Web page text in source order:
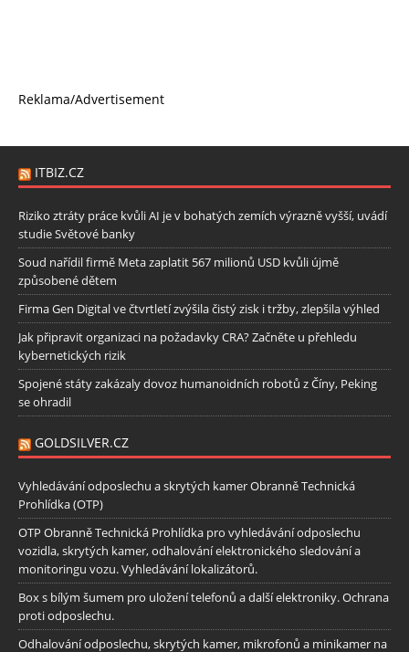
Reklama/Advertisement
ITBIZ.CZ
Riziko ztráty práce kvůli AI je v bohatých zemích výrazně vyšší, uvádí
studie Světové banky
Soud nařídil firmě Meta zaplatit 567 milionů USD kvůli újmě
způsobené dětem
Firma Gen Digital ve čtvrtletí zvýšila čistý zisk i tržby, zlepšila výhled
Jak připravit organizaci na požadavky CRA? Začněte u přehledu
kybernetických rizik
Spojené státy zakázaly dovoz humanoidních robotů z Číny, Peking
se ohradil
GOLDSILVER.CZ
Vyhledávání odposlechu a skrytých kamer Obranně Technická
Prohlídka (OTP)
OTP Obranně Technická Prohlídka pro vyhledávání odposlechu
vozidla, skrytých kamer, odhalování elektronického sledování a
monitoringu vozu. Vyhledávání lokalizátorů.
Box s bílým šumem pro uložení telefonů a další elektroniky. Ochrana
proti odposlechu.
Odhalování odposlechu, skrytých kamer, mikrofonů a minikamer na